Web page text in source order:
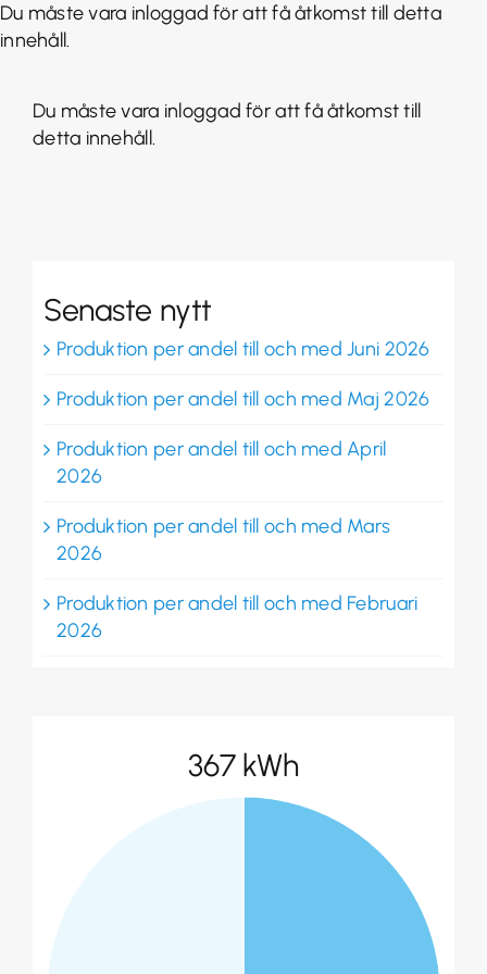
Fortsätt
till
Du måste vara inloggad för att få åtkomst till detta
innehåll.
Du måste vara inloggad för att få åtkomst till
detta innehåll.
Senaste nytt
Produktion per andel till och med Juni 2026
Produktion per andel till och med Maj 2026
Produktion per andel till och med April
2026
Produktion per andel till och med Mars
2026
Produktion per andel till och med Februari
2026
367 kWh